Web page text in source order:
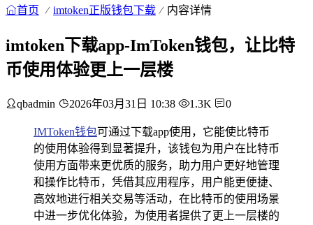
首页 imtoken正版钱包下载 内容详情
imtoken下载app-ImToken钱包，让比特
币使用体验更上一层楼
qbadmin 2026年03月31日 10:38 1.3K 0
IMToken钱包可通过下载app使用，它能使比特币
的使用体验得到显著提升，该钱包为用户在比特币
使用方面带来更优质的服务，助力用户更好地管理
和操作比特币，凭借其应用程序，用户能更便捷、
高效地进行相关交易等活动，在比特币的使用场景
中进一步优化体验，为使用者提供了更上一层楼的